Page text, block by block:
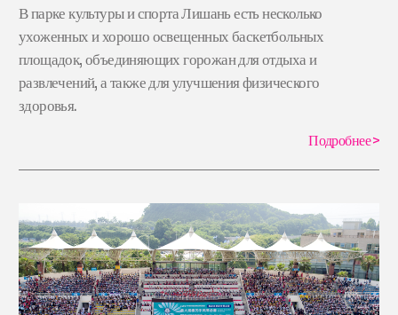
В парке культуры и спорта Лишань есть несколько
ухоженных и хорошо освещенных баскетбольных
площадок, объединяющих горожан для отдыха и
развлечений, а также для улучшения физического
здоровья.
Подробнее>